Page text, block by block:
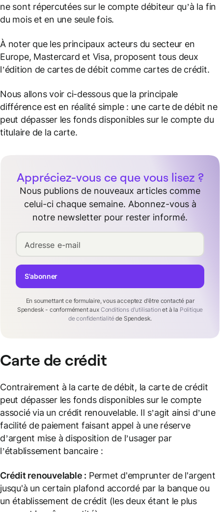
ne sont répercutées sur le compte débiteur qu’à la fin
du mois et en une seule fois.
À noter que les principaux acteurs du secteur en
Europe, Mastercard et Visa, proposent tous deux
l’édition de cartes de débit comme cartes de crédit.
Nous allons voir ci-dessous que la principale
différence est en réalité simple : une carte de débit ne
peut dépasser les fonds disponibles sur le compte du
titulaire de la carte.
Appréciez-vous ce que vous lisez ?
Nous publions de nouveaux articles comme
celui-ci chaque semaine. Abonnez-vous à
notre newsletter pour rester informé.
Adresse e-mail
En soumettant ce formulaire, vous acceptez d'être contacté par
Spendesk - conformément aux Conditions d'utilisation et à la Politique
de confidentialitéde Spendesk.
S'abonner
Carte de crédit
Contrairement à la carte de débit, la carte de crédit
peut dépasser les fonds disponibles sur le compte
associé via un crédit renouvelable. Il s’agit ainsi d’une
facilité de paiement faisant appel à une réserve
d’argent mise à disposition de l’usager par
l’établissement bancaire :
Crédit renouvelable : Permet d'emprunter de l'argent
jusqu'à un certain plafond accordé par la banque ou
un établissement de crédit (les deux étant le plus